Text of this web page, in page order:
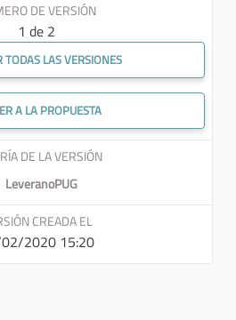
DE VERSIÓN
1 de 2
TODAS LAS VERSIONES
A LA PROPUESTA
DE LA VERSIÓN
LeveranoPUG
CREADA EL
2020 15:20